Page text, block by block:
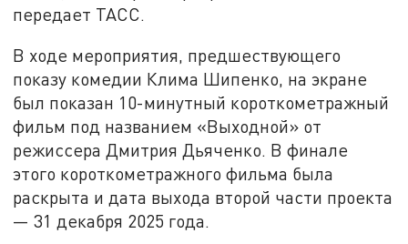
передает ТАСС.
В ходе мероприятия, предшествующего
показу комедии Клима Шипенко, на экране
был показан 10-минутный короткометражный
фильм под названием «Выходной» от
режиссера Дмитрия Дьяченко. В финале
этого короткометражного фильма была
раскрыта и дата выхода второй части проекта
— 31 декабря 2025 года.